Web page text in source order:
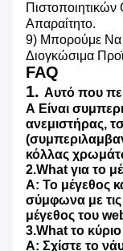
Απαραίτητο.
9) Μπορούμε Να
Διογκώσιμα
FAQ
1. Αυτό που
Α Είναι
ανεμιστήρας,
κόλλας
2.What για το
Α: Το μέγεθος
σύμφωνα με
μέγεθος του
3.What το
Α: Σχίστε το